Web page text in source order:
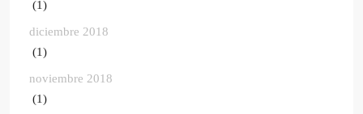
(1)
diciembre 2018
(1)
noviembre 2018
(1)